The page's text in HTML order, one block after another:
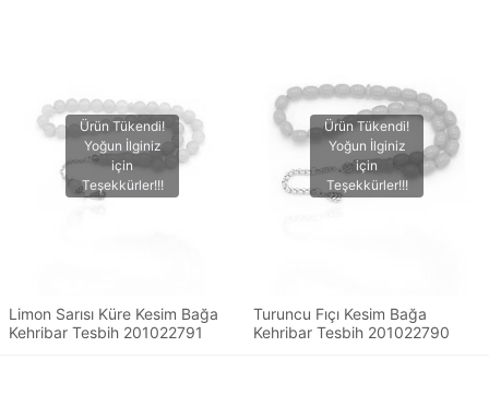
Limon Sarısı Küre Kesim Bağa
Kehribar Tesbih 201022791
Turuncu Fıçı Kesim Bağa
Kehribar Tesbih 201022790